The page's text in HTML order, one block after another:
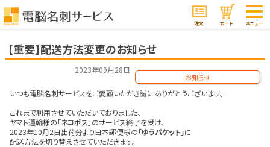
注文 カート メニュー
【重要】配送方法変更のお知らせ
2023年09月28日
お知らせ
いつも電脳名刺サービスをご愛顧いただき誠にありがとうございます。
これまで利用させていただいておりました、
ヤマト運輸様の「ネコポス」のサービス終了を受け、
2023年10月2日出荷分より日本郵便様の「ゆうパケット」に
配送方法を切り替えさせていただきます。